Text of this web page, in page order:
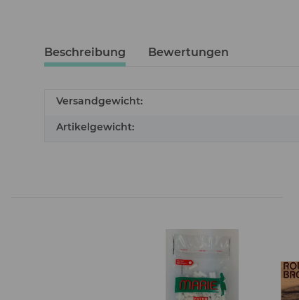
Beschreibung Bewertungen
Versandgewicht:
Artikelgewicht: